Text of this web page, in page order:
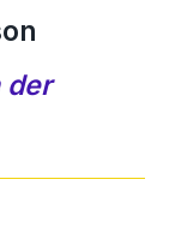
der